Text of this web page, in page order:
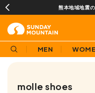
熊本地域地震
MEN
molle shoes